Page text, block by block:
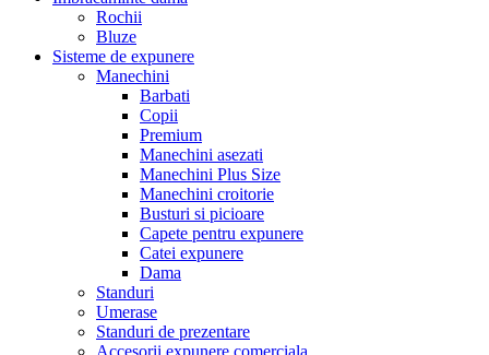
Rochii
Bluze
Sisteme de expunere
Manechini
Barbati
Copii
Premium
Manechini asezati
Manechini Plus Size
Manechini croitorie
Busturi si picioare
Capete pentru expunere
Catei expunere
Dama
Standuri
Umerase
Standuri de prezentare
Accesorii expunere comerciala